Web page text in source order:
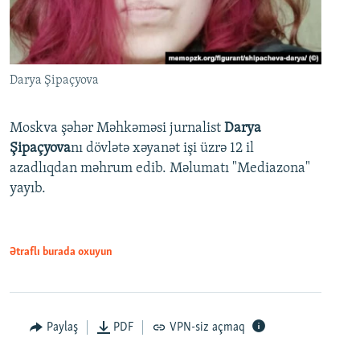
Darya Şipaçyova
Moskva şəhər Məhkəməsi jurnalist Darya
Şipaçyovanı dövlətə xəyanət işi üzrə 12 il
azadlıqdan məhrum edib. Məlumatı "Mediazona"
yayıb.
Ətraflı burada oxuyun
Paylaş PDF VPN-siz açmaq